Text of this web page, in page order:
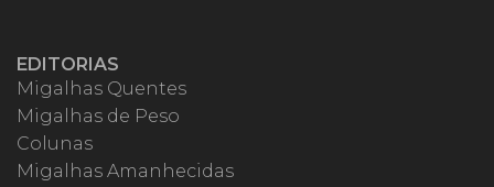
EDITORIAS
Migalhas Quentes
Migalhas de Peso
Colunas
Migalhas Amanhecidas